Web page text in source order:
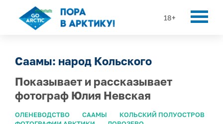
18+
Саамы: народ Кольского
Показывает и рассказывает
фотограф Юлия Невская
ОЛЕНЕВОДСТВО СААМЫ
КОЛЬСКИЙ ПОЛУОСТРОВ